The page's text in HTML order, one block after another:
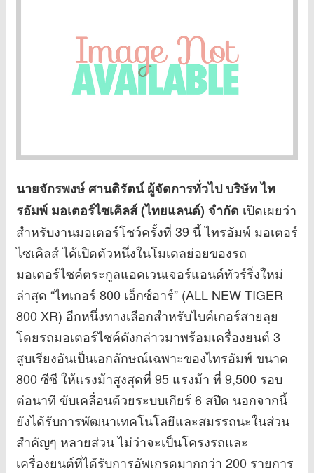
นายจักรพงษ์ ศานติรัตน์ ผู้จัดการทั่วไป บริษัท ไท
รอัมพ์ มอเตอร์ไซเคิลส์ (ไทยแลนด์) จำกัด เปิดเผยว่า
สำหรับงานมอเตอร์โชว์ครั้งที่ 39 นี้ ไทรอัมพ์ มอเตอร์
ไซเคิลส์ ได้เปิดตัวหนึ่งในโมเดลย่อยของรถ
มอเตอร์ไซค์ตระกูลแอดเวนเจอร์แอนด์ทัวร์ริ่งใหม่
ล่าสุด “ไทเกอร์ 800 เอ็กซ์อาร์” (ALL NEW TIGER
800 XR) อีกหนึ่งทางเลือกสำหรับไบค์เกอร์สายลุย
โดยรถมอเตอร์ไซค์ดังกล่าวมาพร้อมเครื่องยนต์ 3
สูบเรียงอันเป็นเอกลักษณ์เฉพาะของไทรอัมพ์ ขนาด
800 ซีซี ให้แรงม้าสูงสุดที่ 95 แรงม้า ที่ 9,500 รอบ
ต่อนาที ขับเคลื่อนด้วยระบบเกียร์ 6 สปีด นอกจากนี้
ยังได้รับการพัฒนาเทคโนโลยีและสมรรถนะในส่วน
สำคัญๆ หลายส่วน ไม่ว่าจะเป็นโครงรถและ
เครื่องยนต์ที่ได้รับการอัพเกรดมากกว่า 200 รายการ